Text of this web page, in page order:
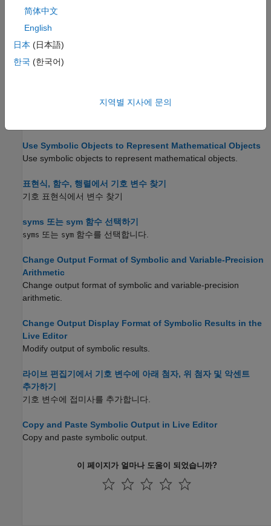
기호 값과 기호 변수를 사용하여 해석적 계산을 수행합니다.
기호 함수 만들기
해석적 계산을 위해 기호 입력값을 받는 기호 함수를 사용합니다.
기호 행렬 만들기
Create Symbolic Matrix Variables
Use Symbolic Objects to Represent Mathematical Objects
Use symbolic objects to represent mathematical objects.
표현식, 함수, 행렬에서 기호 변수 찾기
기호 표현식에서 변수 찾기
syms 또는 sym 함수 선택하기
syms 또는 sym 함수를 선택합니다.
Change Output Format of Symbolic and Variable-Precision
Arithmetic
Change output format of symbolic and variable-precision
arithmetic.
Change Output Display Format of Symbolic Results in the
Live Editor
Modify output of symbolic results.
라이브 편집기에서 기호 변수에 아래 첨자, 위 첨자 및 악센트
추가하기
기호 변수에 접미사를 추가합니다.
Copy and Paste Symbolic Output in Live Editor
Copy and paste symbolic output.
이 페이지가 얼마나 도움이 되었습니까?
简体中文
English
日本 (日本語)
한국 (한국어)
지역별 지사에 문의